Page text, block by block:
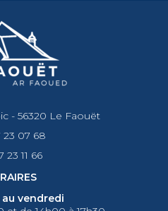
- 56320 Le Faouët
23 07 68
23 11 66
vendredi